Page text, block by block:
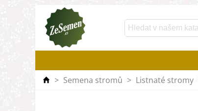
> Semena stromů > Listnaté stromy